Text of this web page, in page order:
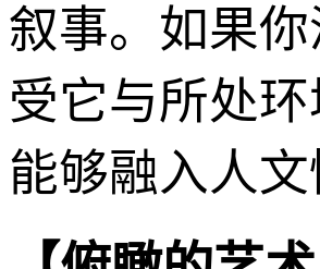
叙事。如果
受它与所处
能够融入人